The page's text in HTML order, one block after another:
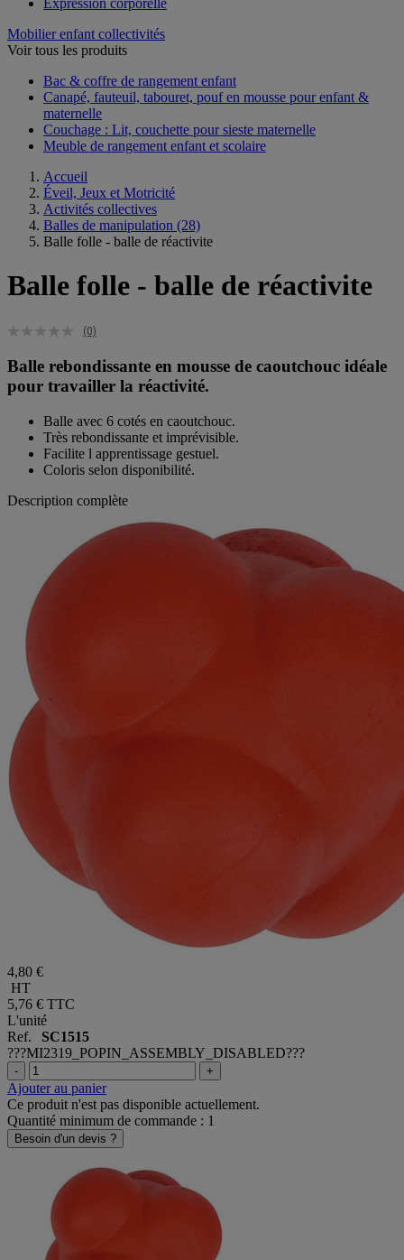
Mobilier enfant collectivités
Voir tous les produits
Bac & coffre de rangement enfant​
Canapé, fauteuil, tabouret, pouf en mousse pour enfant &
maternelle
Couchage : Lit, couchette pour sieste maternelle​
Meuble de rangement enfant et scolaire
Accueil
Éveil, Jeux et Motricité
Activités collectives
Balles de manipulation (28)
Balle folle - balle de réactivite
Balle folle - balle de réactivite
(0)
Balle rebondissante en mousse de caoutchouc idéale
pour travailler la réactivité.
Balle avec 6 cotés en caoutchouc.
Très rebondissante et imprévisible.
Facilite l apprentissage gestuel.
Coloris selon disponibilité.
Description complète
4,80 €
HT
5,76 € TTC
L'unité
Ref. SC1515
???MI2319_POPIN_ASSEMBLY_DISABLED???
- +
Ajouter au panier
Ce produit n'est pas disponible actuellement.
Quantité minimum de commande : 1
Besoin d'un devis ?